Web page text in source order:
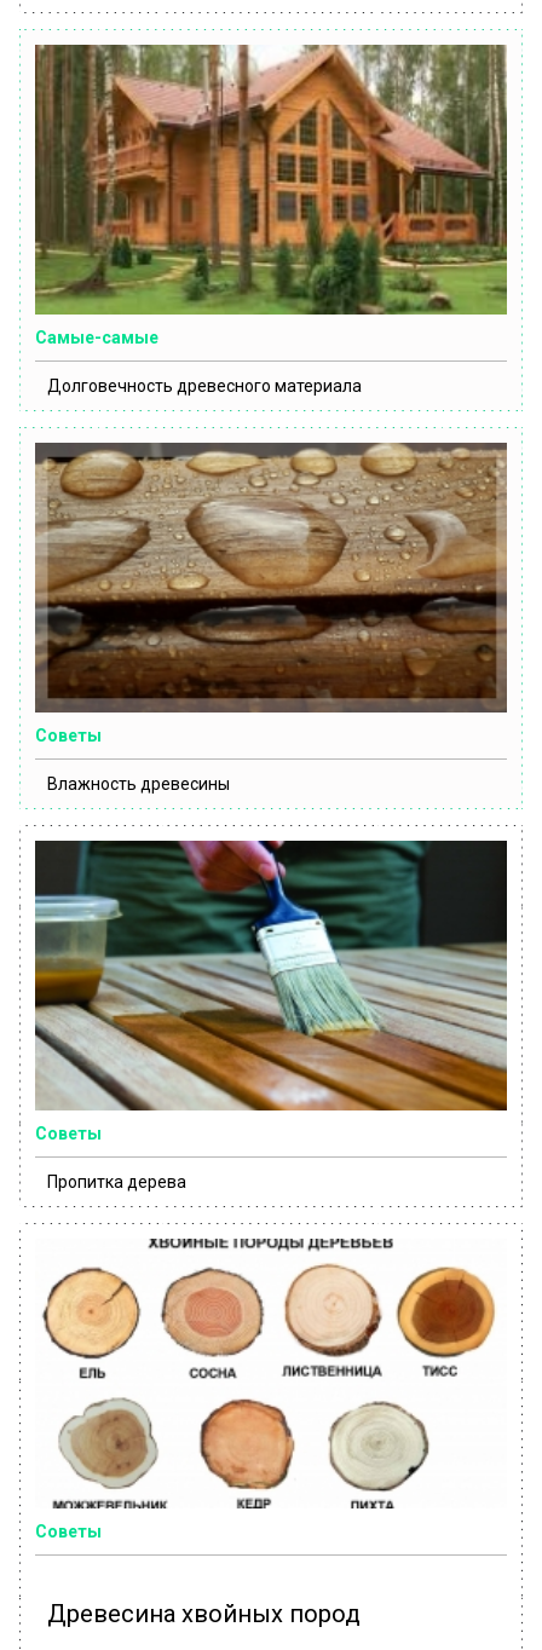
Самые-самые
Долговечность древесного материала
Советы
Влажность древесины
Советы
Пропитка дерева
Советы
Древесина хвойных пород